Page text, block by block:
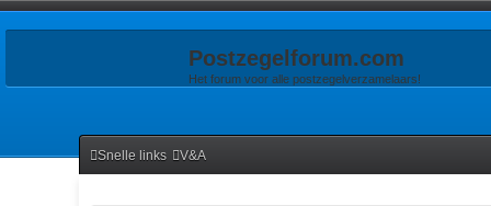
Postzegelforum.com
Het forum voor alle postzegelverzamelaars!
Snelle links V&A